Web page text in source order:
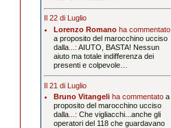
Il 22 di Luglio
Lorenzo Romanoha commentato
a proposito del marocchino ucciso
dalla...: AIUTO, BASTA! Nessun
aiuto ma totale indifferenza dei
presenti e colpevole…
Il 21 di Luglio
Bruno Vitangeliha commentato a
proposito del marocchino ucciso
dalla...: Che vigliacchi...anche gli
operatori del 118 che guardavano